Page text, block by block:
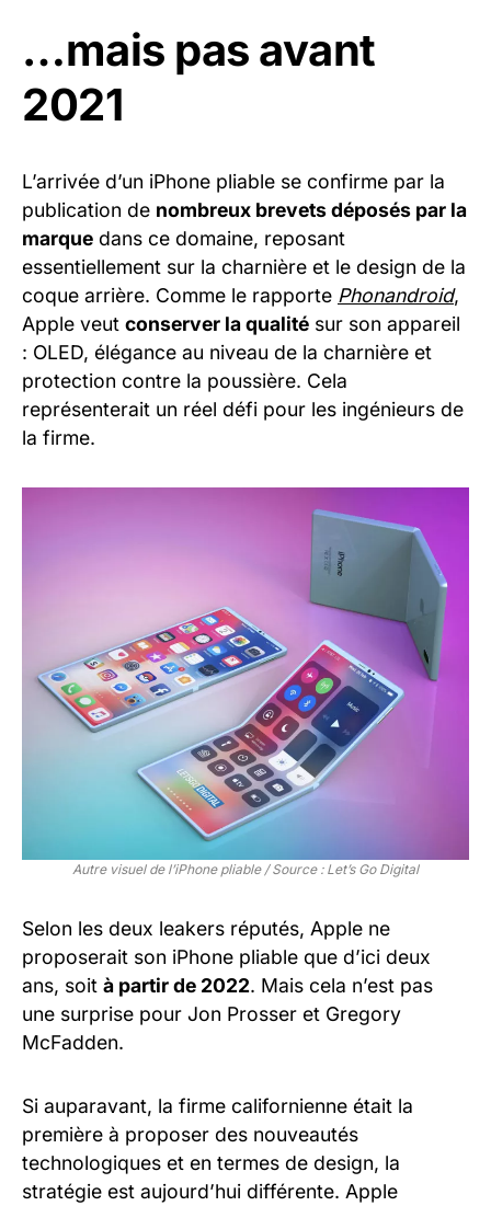
…mais pas avant
2021
L’arrivée d’un iPhone pliable se confirme par la
publication de nombreux brevets déposés par la
marque dans ce domaine, reposant
essentiellement sur la charnière et le design de la
coque arrière. Comme le rapporte Phonandroid,
Apple veut conserver la qualité sur son appareil
: OLED, élégance au niveau de la charnière et
protection contre la poussière. Cela
représenterait un réel défi pour les ingénieurs de
la firme.
Autre visuel de l’iPhone pliable / Source : Let’s Go Digital
Selon les deux leakers réputés, Apple ne
proposerait son iPhone pliable que d’ici deux
ans, soit à partir de 2022. Mais cela n’est pas
une surprise pour Jon Prosser et Gregory
McFadden.
Si auparavant, la firme californienne était la
première à proposer des nouveautés
technologiques et en termes de design, la
stratégie est aujourd’hui différente. Apple